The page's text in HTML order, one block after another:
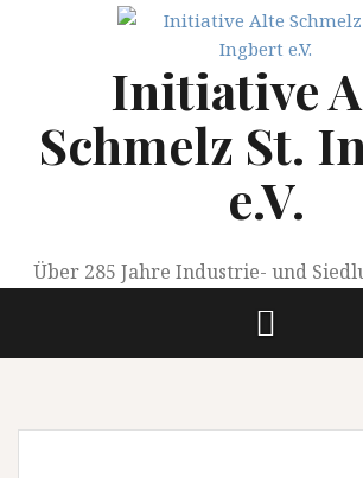
Initiative
Schmelz St.
e.V.
Über 285 Jahre Industrie- und